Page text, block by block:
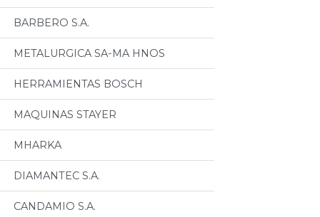
BARBERO S.A.
METALURGICA SA-MA HNOS
HERRAMIENTAS BOSCH
MAQUINAS STAYER
MHARKA
DIAMANTEC S.A.
CANDAMIO S.A.